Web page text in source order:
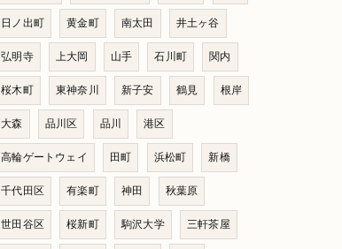
日ノ出町 黄金町 南太田 井土ヶ谷
弘明寺 上大岡 山手 石川町 関内
桜木町 東神奈川 新子安 鶴見 根岸
大森 品川区 品川 港区
高輪ゲートウェイ 田町 浜松町 新橋
千代田区 有楽町 神田 秋葉原
世田谷区 桜新町 駒沢大学 三軒茶屋